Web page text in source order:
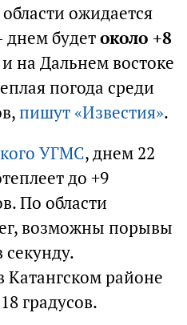
ожидается
днем будетоколо +8
на Дальнем востоке
погода среди
пишут «Известия».
УГМС, днем 22
до +9
По области
возможны порывы
секунду.
Катангском районе
градусов.